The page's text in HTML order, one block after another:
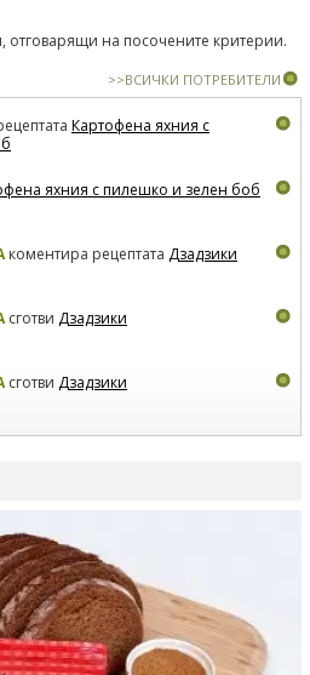
отговарящи на посочените критерии.
>>ВСИЧКИ ПОТРЕБИТЕЛИ
Картофена яхния с
яхния с пилешко и зелен боб
коментира рецептата Дзадзики
сготви Дзадзики
сготви Дзадзики